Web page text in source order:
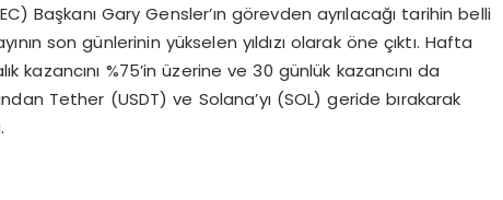
Başkanı Gary Gensler’ın görevden ayrılacağı tarihin belli
son günlerinin yükselen yıldızı olarak öne çıktı. Hafta
kazancını %75’in üzerine ve 30 günlük kazancını da
Tether (USDT) ve Solana’yı (SOL) geride bırakarak